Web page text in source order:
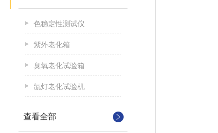
色稳定性测试仪
紫外老化箱
臭氧老化试验箱
氙灯老化试验机
查看全部